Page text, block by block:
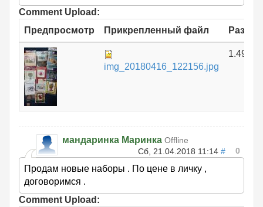
Comment Upload:
Предпросмотр
Прикрепленный файл Размер
img_20180416_122156.jpg
1.49 МБ
мандаринка Маринка Offline
Сб, 21.04.2018 11:14 # 0
Продам новые наборы . По цене в личку ,
договоримся .
Comment Upload: